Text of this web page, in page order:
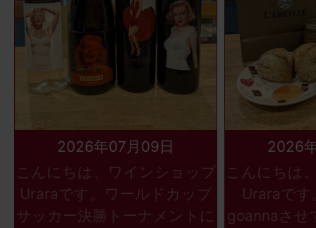
2026年07月09日
こんにちは、ワインショップ
Uraraです。ワールドカップ
サッカー決勝トーナメントに
2026
こんにちは
Uraraです
goannaさせ